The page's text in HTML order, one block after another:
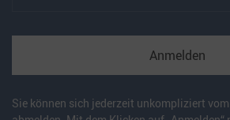
Anmelden
Sie können sich jederzeit unkompliziert